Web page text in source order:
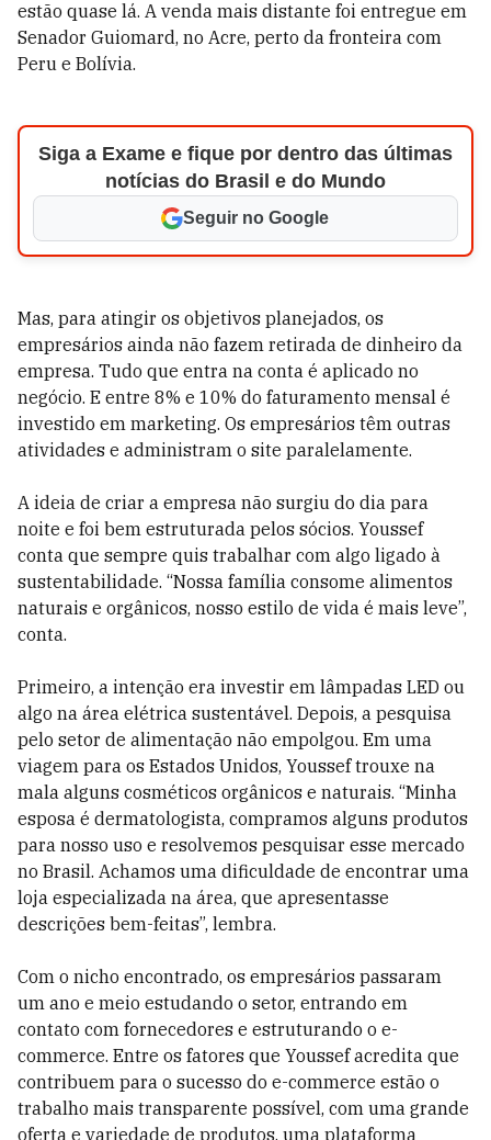
estão quase lá. A venda mais distante foi entregue em
Senador Guiomard, no Acre, perto da fronteira com
Peru e Bolívia.
Siga a Exame e fique por dentro das últimas
notícias do Brasil e do Mundo
Seguir no Google
Mas, para atingir os objetivos planejados, os
empresários ainda não fazem retirada de dinheiro da
empresa. Tudo que entra na conta é aplicado no
negócio. E entre 8% e 10% do faturamento mensal é
investido em marketing. Os empresários têm outras
atividades e administram o site paralelamente.
A ideia de criar a empresa não surgiu do dia para
noite e foi bem estruturada pelos sócios. Youssef
conta que sempre quis trabalhar com algo ligado à
sustentabilidade. “Nossa família consome alimentos
naturais e orgânicos, nosso estilo de vida é mais leve”,
conta.
Primeiro, a intenção era investir em lâmpadas LED ou
algo na área elétrica sustentável. Depois, a pesquisa
pelo setor de alimentação não empolgou. Em uma
viagem para os Estados Unidos, Youssef trouxe na
mala alguns cosméticos orgânicos e naturais. “Minha
esposa é dermatologista, compramos alguns produtos
para nosso uso e resolvemos pesquisar esse mercado
no Brasil. Achamos uma dificuldade de encontrar uma
loja especializada na área, que apresentasse
descrições bem-feitas”, lembra.
Com o nicho encontrado, os empresários passaram
um ano e meio estudando o setor, entrando em
contato com fornecedores e estruturando o e-
commerce. Entre os fatores que Youssef acredita que
contribuem para o sucesso do e-commerce estão o
trabalho mais transparente possível, com uma grande
oferta e variedade de produtos, uma plataforma